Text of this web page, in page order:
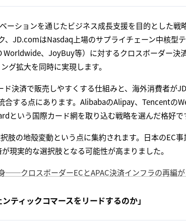
ーションを通じたビジネス成長支援を目的とした戦
JD.comはNasdaq上場のサプライチェーン中核型テ
、JoyBuy等）に対するクロスボーダー決済
グ拡大を同時に実現します。
決済で販売しやすくする仕組みと、海外消費者が
合する点にあります。AlibabaのAlipay、Tencentの
という国際カード網を取り込む戦略を選んだ格好で
肢の地殻変動という点に集約されます。日本のEC
現実的な選択肢となる可能性が高まりました。
クロスボーダーECとAPAC決済インフラの再編
ィックコマースをリードするのか」